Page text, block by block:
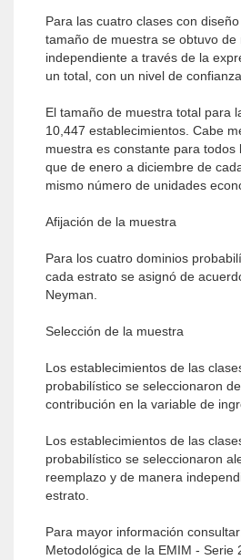
Para las cuatro clases con
tamaño de muestra se obtuvo de
independiente a través de la
un total, con un nivel de
El tamaño de muestra total para
10,447 establecimientos. Cabe
muestra es constante para todos
que de enero a diciembre de
mismo número de unidades
Afijación de la muestra
Para los cuatro dominios
cada estrato se asignó de
Neyman.
Selección de la muestra
Los establecimientos de las
probabilístico se seleccionaron
contribución en la variable de
Los establecimientos de las
probabilístico se seleccionaron
reemplazo y de manera
estrato.
Para mayor información
Metodológica de la EMIM - Serie